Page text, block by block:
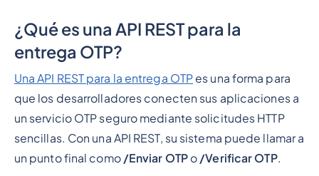
¿Qué es una API REST para la
entrega OTP?
Una API REST para la entrega OTP es una forma para
que los desarrolladores conecten sus aplicaciones a
un servicio OTP seguro mediante solicitudes HTTP
sencillas. Con una API REST, su sistema puede llamar a
un punto final como /Enviar OTPo /Verificar OTP.